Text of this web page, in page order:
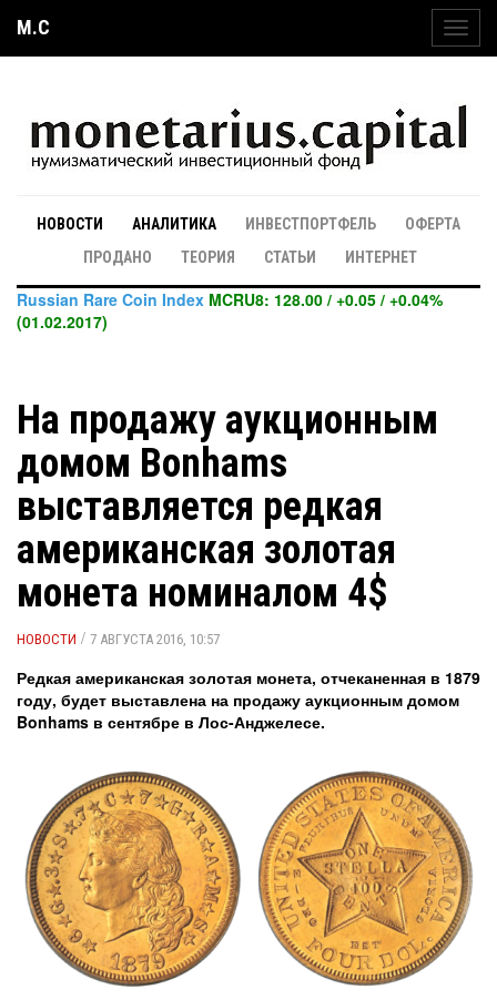
M.C
НОВОСТИ АНАЛИТИКА ИНВЕСТПОРТФЕЛЬ
ОФЕРТА
ПРОДАНО
ТЕОРИЯ СТАТЬИ ИНТЕРНЕТ
Russian Rare Coin Index MCRU8: 128.00 / +0.05 / +0.04%
(01.02.2017)
На продажу аукционным
домом Bonhams
выставляется редкая
американская золотая
монета номиналом 4$
НОВОСТИ / 7 АВГУСТА 2016, 10:57
Редкая американская золотая монета, отчеканенная в 1879
году, будет выставлена на продажу аукционным домом
Bonhams в сентябре в Лос-Анджелесе.